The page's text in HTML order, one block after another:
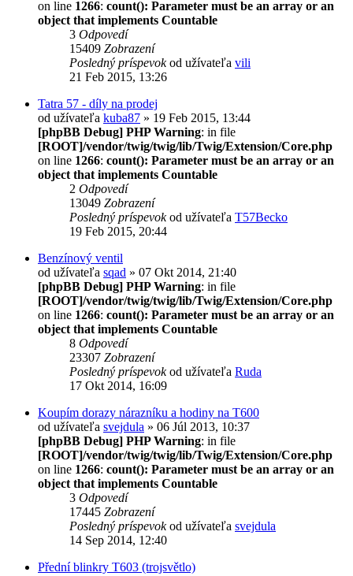
on line 1266: count(): Parameter must be an array or an
object that implements Countable
3 Odpovedí
15409 Zobrazení
Posledný príspevokod užívateľa vili
21 Feb 2015, 13:26
Tatra 57 - díly na prodej
od užívateľa kuba87 » 19 Feb 2015, 13:44
[phpBB Debug] PHP Warning: in file
[ROOT]/vendor/twig/twig/lib/Twig/Extension/Core.php
on line 1266: count(): Parameter must be an array or an
object that implements Countable
2 Odpovedí
13049 Zobrazení
Posledný príspevokod užívateľa T57Becko
19 Feb 2015, 20:44
Benzínový ventil
od užívateľa sqad » 07 Okt 2014, 21:40
[phpBB Debug] PHP Warning: in file
[ROOT]/vendor/twig/twig/lib/Twig/Extension/Core.php
on line 1266: count(): Parameter must be an array or an
object that implements Countable
8 Odpovedí
23307 Zobrazení
Posledný príspevokod užívateľa Ruda
17 Okt 2014, 16:09
Koupím dorazy nárazníku a hodiny na T600
od užívateľa svejdula » 06 Júl 2013, 10:37
[phpBB Debug] PHP Warning: in file
[ROOT]/vendor/twig/twig/lib/Twig/Extension/Core.php
on line 1266: count(): Parameter must be an array or an
object that implements Countable
3 Odpovedí
17445 Zobrazení
Posledný príspevokod užívateľa svejdula
14 Sep 2014, 12:40
Přední blinkry T603 (trojsvětlo)